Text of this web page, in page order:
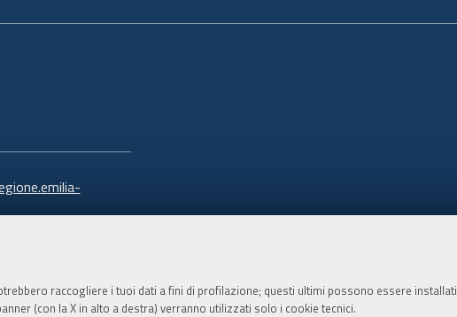
raccogliere i tuoi dati a fini di profilazione; questi ultimi possono essere installati
(con la X in alto a destra) verranno utilizzati solo i cookie tecnici.